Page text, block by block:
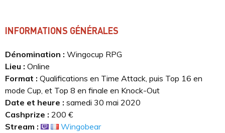
INFORMATIONS GÉNÉRALES
Dénomination : Wingocup RPG
Lieu : Online
Format : Qualifications en Time Attack, puis Top 16 en
mode Cup, et Top 8 en finale en Knock-Out
Date et heure : samedi 30 mai 2020
Cashprize : 200 €
Stream :
Wingobear